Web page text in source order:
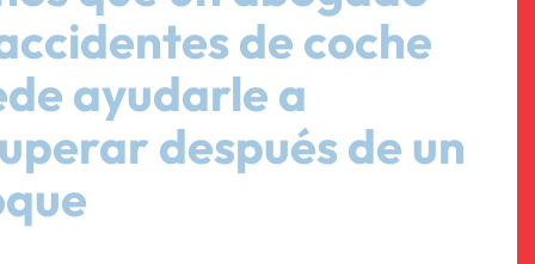
de coche
ayudarle a
después de un
- Hours
Service 24/7
Office Hours
8:30 AM – 5:00 PM
- Hours
Service 24/7
Office Hours
8:30 AM – 5:00 PM